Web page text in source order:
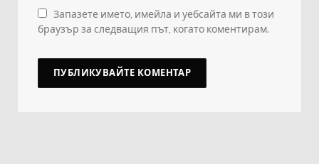
Запазете името, имейла и уебсайта ми в този
браузър за следващия път, когато коментирам.